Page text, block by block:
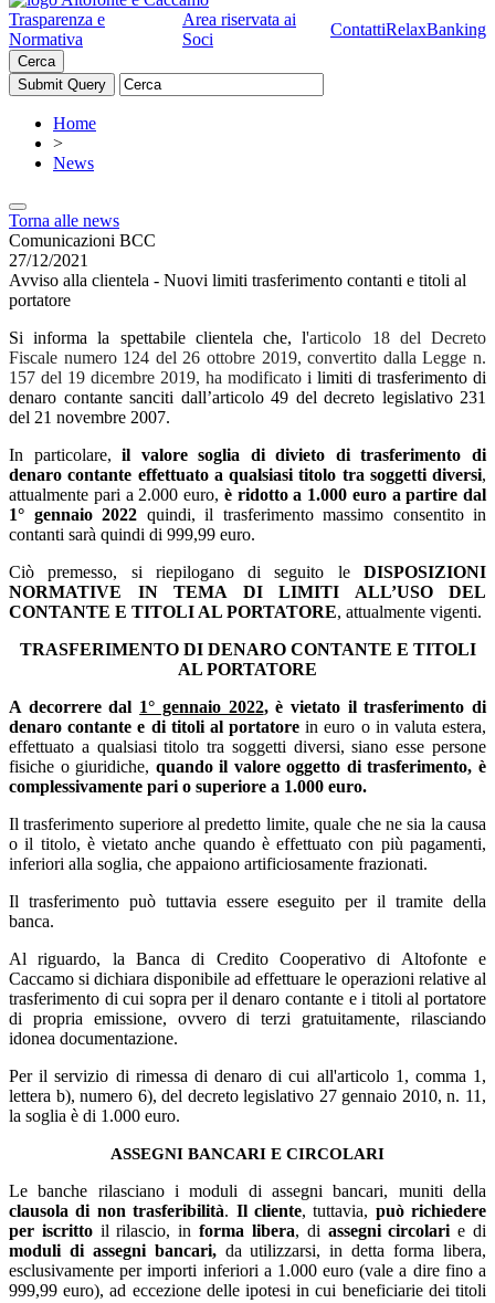
Trasparenza e
Normativa
Area riservata ai
Soci
ContattiRelaxBanking
Cerca
Home
>
News
Torna alle news
Comunicazioni BCC
27/12/2021
Avviso alla clientela - Nuovi limiti trasferimento contanti e titoli al
portatore
Si informa la spettabile clientela che, l'articolo 18 del Decreto
Fiscale numero 124 del 26 ottobre 2019, convertito dalla Legge n.
157 del 19 dicembre 2019, ha modificato i limiti di trasferimento di
denaro contante sanciti dall’articolo 49 del decreto legislativo 231
del 21 novembre 2007.
In particolare,il valore soglia di divieto di trasferimento di
denaro contante effettuato a qualsiasi titolo tra soggetti diversi,
attualmente pari a 2.000 euro, è ridotto a 1.000 euro a partire dal
1° gennaio 2022 quindi, il trasferimento massimo consentito in
contanti sarà quindi di 999,99 euro.
Ciò premesso, si riepilogano di seguito le DISPOSIZIONI
NORMATIVE IN TEMA DI LIMITI ALL’USO DEL
CONTANTE E TITOLI AL PORTATORE, attualmente vigenti.
TRASFERIMENTO DI DENARO CONTANTE E TITOLI
AL PORTATORE
A decorrere dal 1° gennaio 2022, è vietato il trasferimento di
denaro contante e di titoli al portatore in euro o in valuta estera,
effettuato a qualsiasi titolo tra soggetti diversi, siano esse persone
fisiche o giuridiche, quando il valore oggetto di trasferimento, è
complessivamente pari o superiore a 1.000 euro.
Il trasferimento superiore al predetto limite, quale che ne sia la causa
o il titolo, è vietato anche quando è effettuato con più pagamenti,
inferiori alla soglia, che appaiono artificiosamente frazionati.
Il trasferimento può tuttavia essere eseguito per il tramite della
banca.
Al riguardo, la Banca di Credito Cooperativo di Altofonte e
Caccamo si dichiara disponibile ad effettuare le operazioni relative al
trasferimento di cui sopra per il denaro contante e i titoli al portatore
di propria emissione, ovvero di terzi gratuitamente, rilasciando
idonea documentazione.
Per il servizio di rimessa di denaro di cui all'articolo 1, comma 1,
lettera b), numero 6), del decreto legislativo 27 gennaio 2010, n. 11,
la soglia è di 1.000 euro.
ASSEGNI BANCARI E CIRCOLARI
Le banche rilasciano i moduli di assegni bancari, muniti della
clausola di non trasferibilità. Il cliente, tuttavia, può richiedere
per iscrittoil rilascio, informa libera, di assegni circolari e di
moduli di assegni bancari,da utilizzarsi, in detta forma libera,
esclusivamente per importi inferiori a 1.000 euro (vale a dire fino a
999,99 euro), ad eccezione delle ipotesi in cui beneficiarie dei titoli